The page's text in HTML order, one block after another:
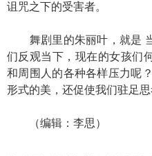
诅咒之下的受害者。
舞剧里的朱丽叶，就是
们反观当下，现在的女孩们
和周围人的各种各样压力呢
形式的美，还促使我们驻足思
（编辑：李思）